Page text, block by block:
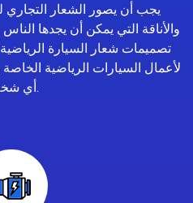
يجب أن يصور الشعار التجاري
والأناقة التي يمكن أن يجدها
تصميمات شعار السيارة
لأعمال السيارات الرياضية
أي شخص.